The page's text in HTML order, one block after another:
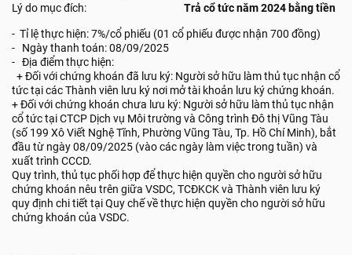
Lý do mục đích:
Trả cổ tức năm 2024 bằng tiền
- Tỉ lệ thực hiện: 7%/cổ phiếu (01 cổ phiếu được nhận 700 đồng)
- Ngày thanh toán: 08/09/2025
- Địa điểm thực hiện:
+ Đối với chứng khoán đã lưu ký: Người sở hữu làm thủ tục nhận cổ
tức tại các Thành viên lưu ký nơi mở tài khoản lưu ký chứng khoán.
+ Đối với chứng khoán chưa lưu ký: Người sở hữu làm thủ tục nhận
cổ tức tại CTCP Dịch vụ Môi trường và Công trình Đô thị Vũng Tàu
(số 199 Xô Viết Nghệ Tĩnh, Phường Vũng Tàu, Tp. Hồ Chí Minh), bắt
đầu từ ngày 08/09/2025 (vào các ngày làm việc trong tuần) và
xuất trình CCCD.
Quy trình, thủ tục phối hợp để thực hiện quyền cho người sở hữu
chứng khoán nêu trên giữa VSDC, TCĐKCK và Thành viên lưu ký
quy định chi tiết tại Quy chế về thực hiện quyền cho người sở hữu
chứng khoán của VSDC.